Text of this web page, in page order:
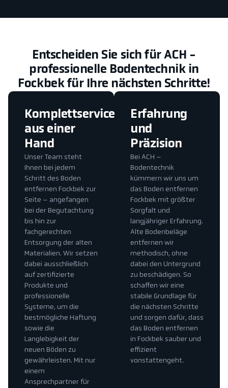
Entscheiden Sie sich für ACH -
professionelle Bodentechnik in
Fockbek für Ihre nächsten Schritte!
Erfahrung
und
Präzision
Bei ACH –
Bodentechnik
kümmern wir uns um
das Boden entfernen
Fockbek mit größter
Sorgfalt und
langjähriger Erfahrung.
Alte Bodenbeläge
entfernen wir
methodisch, ohne
dabei den Untergrund
zu beschädigen. So
schaffen wir eine
stabile Grundlage für
die nächsten Schritte
und sorgen dafür, dass
das Boden entfernen
in Fockbek sauber und
effizient
vonstattengeht.
Komplettservice
aus einer
Hand
Unser Team steht
Ihnen bei jedem
Schritt des Boden
entfernen Fockbek zur
Seite – angefangen
bei der Begutachtung
bis hin zur
fachgerechten
Entsorgung der alten
Materialien. Wir setzen
dabei ausschließlich
auf zertifizierte
Produkte und
professionelle
Systeme, um die
bestmögliche Haftung
sowie die
Langlebigkeit der
neuen Böden zu
gewährleisten. Mit nur
einem
Ansprechpartner für